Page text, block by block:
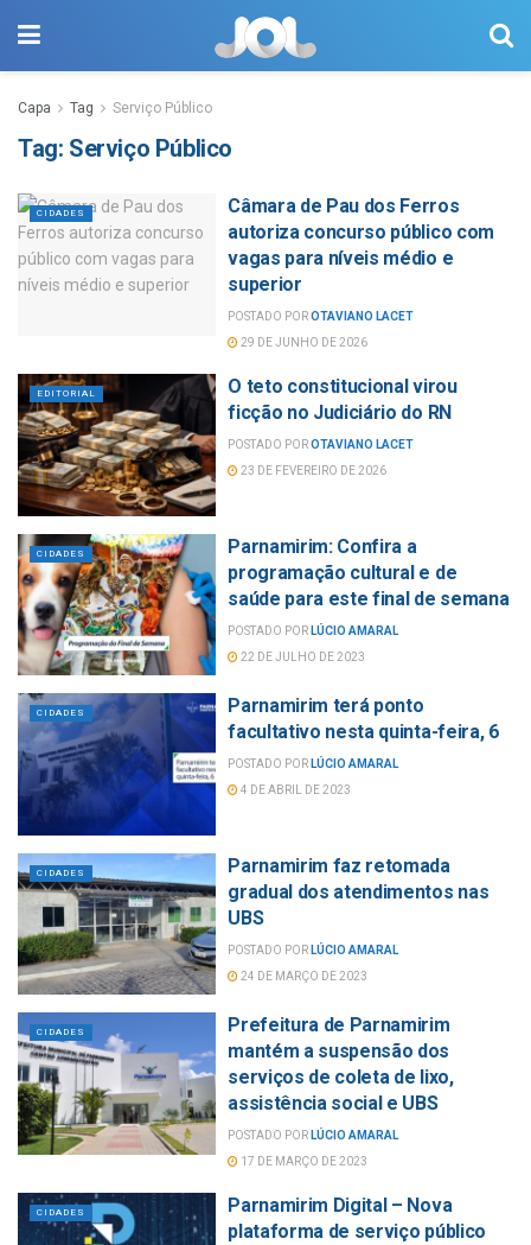
Capa Tag Serviço Público
Tag: Serviço Público
CIDADES
Câmara de Pau dos Ferros
autoriza concurso público com
vagas para níveis médio e
superior
POSTADO POROTAVIANO LACET
29 DE JUNHO DE 2026
EDITORIAL
O teto constitucional virou
ficção no Judiciário do RN
POSTADO POROTAVIANO LACET
23 DE FEVEREIRO DE 2026
CIDADES
Parnamirim: Confira a
programação cultural e de
saúde para este final de semana
POSTADO POR LÚCIO AMARAL
22 DE JULHO DE 2023
CIDADES
Parnamirim terá ponto
facultativo nesta quinta-feira, 6
POSTADO POR LÚCIO AMARAL
4 DE ABRIL DE 2023
CIDADES
Parnamirim faz retomada
gradual dos atendimentos nas
UBS
POSTADO POR LÚCIO AMARAL
24 DE MARÇO DE 2023
CIDADES
Prefeitura de Parnamirim
mantém a suspensão dos
serviços de coleta de lixo,
assistência social e UBS
POSTADO POR LÚCIO AMARAL
17 DE MARÇO DE 2023
CIDADES
Parnamirim Digital – Nova
plataforma de serviço público